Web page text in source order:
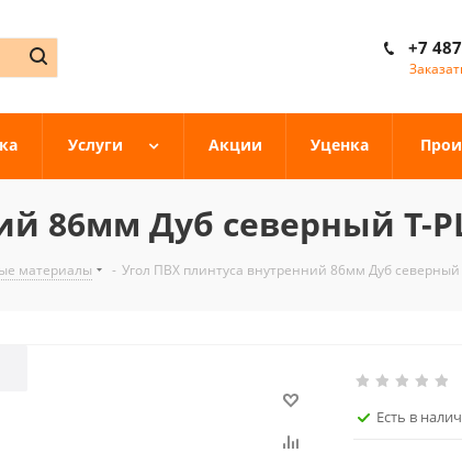
+7
Услуги Акции Уценка
86мм Дуб северный T-
материалы - Угол ПВХ плинтуса внутренний 86мм Дуб северный
Есть в